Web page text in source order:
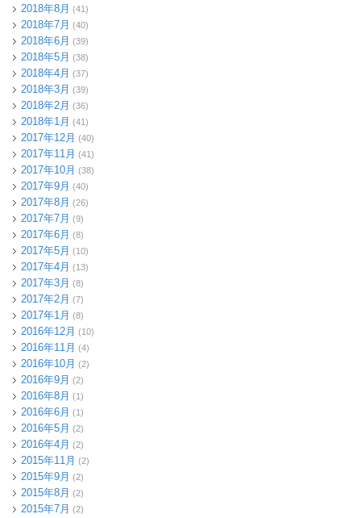
2018年8月 (41)
2018年7月 (40)
2018年6月 (39)
2018年5月 (38)
2018年4月 (37)
2018年3月 (39)
2018年2月 (36)
2018年1月 (41)
2017年12月 (40)
2017年11月 (41)
2017年10月 (38)
2017年9月 (40)
2017年8月 (26)
2017年7月 (9)
2017年6月 (8)
2017年5月 (10)
2017年4月 (13)
2017年3月 (8)
2017年2月 (7)
2017年1月 (8)
2016年12月 (10)
2016年11月 (4)
2016年10月 (2)
2016年9月 (2)
2016年8月 (1)
2016年6月 (1)
2016年5月 (2)
2016年4月 (2)
2015年11月 (2)
2015年9月 (2)
2015年8月 (2)
2015年7月 (2)